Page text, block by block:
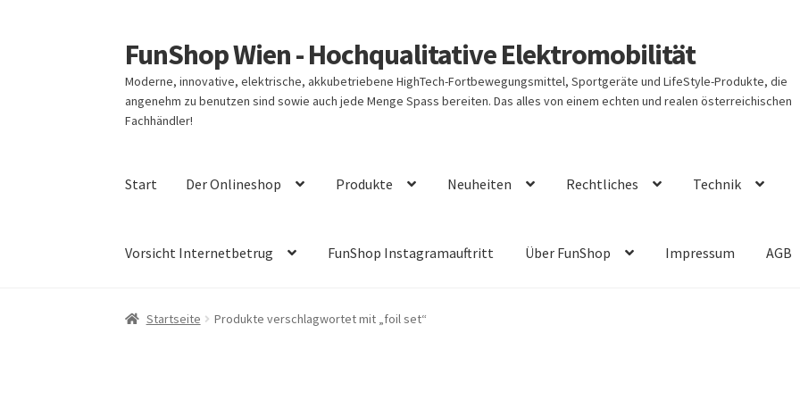
Zur
Navigation
springen
Zum
Inhalt
springen
FunShop Wien - Hochqualitative Elektromobilität
Moderne, innovative, elektrische, akkubetriebene HighTech-Fortbewegungsmittel, Sportgeräte und LifeStyle-Produkte, die
angenehm zu benutzen sind sowie auch jede Menge Spass bereiten. Das alles von einem echten und realen österreichischen
Fachhändler!
Start Der Onlineshop Produkte Neuheiten Rechtliches Technik
Vorsicht Internetbetrug FunShop Instagramauftritt Über FunShop Impressum AGB
Startseite Produkte verschlagwortet mit „foil set“